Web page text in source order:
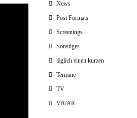
News
Post Formats
Screenings
Sonstiges
täglich einen kurzen
Termine
TV
VR/AR